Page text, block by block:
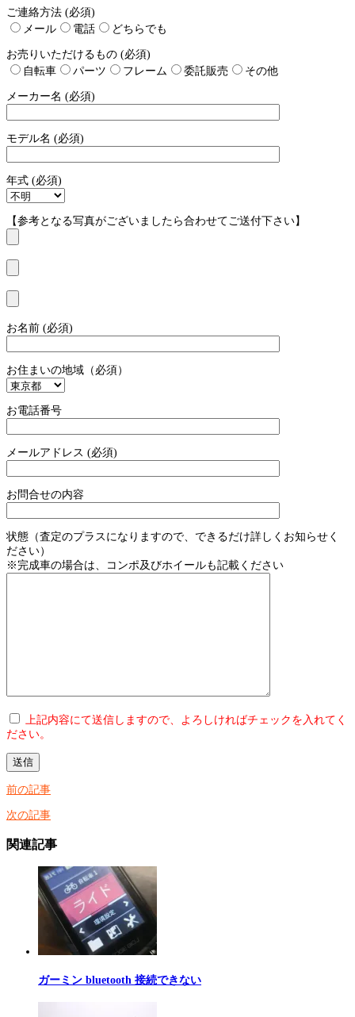
ご連絡方法 (必須)
メール
電話 どちらでも
お売りいただけるもの (必須)
自転車
パーツ フレーム 委託販売 その他
メーカー名 (必須)
モデル名 (必須)
年式 (必須)
【参考となる写真がございましたら合わせてご送付下さい】
お名前 (必須)
お住まいの地域（必須）
お電話番号
メールアドレス (必須)
お問合せの内容
状態（査定のプラスになりますので、できるだけ詳しくお知らせく
ださい）
※完成車の場合は、コンポ及びホイールも記載ください
上記内容にて送信しますので、よろしければチェックを入れてく
ださい。
前の記事
次の記事
関連記事
ガーミン bluetooth 接続できない